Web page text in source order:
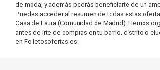
de moda, y además podrás beneficiarte de un
Puedes acceder al resumen de todas estas
Casa de Laura (Comunidad de Madrid). Hemos
antes de irte de compras en tu barrio, distrito o
en Folletosofertas.es.